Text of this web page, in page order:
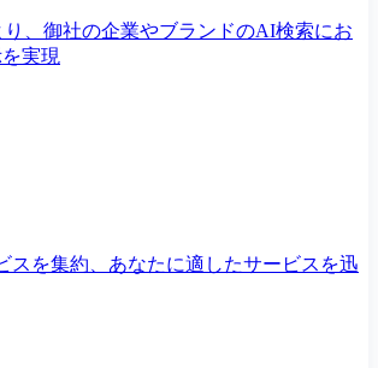
、御社の企業やブランドのAI検索にお
実現​
スを集約、あなたに適したサービスを迅